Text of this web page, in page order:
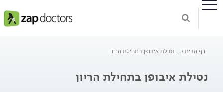
דף הבית נטילת איבופן בתחילת הריון
נטילת איבופן בתחילת הריון